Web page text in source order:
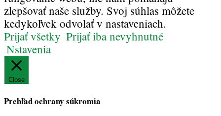
zlepšovať naše služby. Svoj súhlas môžete
kedykoľvek odvolať v nastaveniach.
Prijať všetky Prijať iba nevyhnutné
Nstavenia
Close
Prehľad ochrany súkromia